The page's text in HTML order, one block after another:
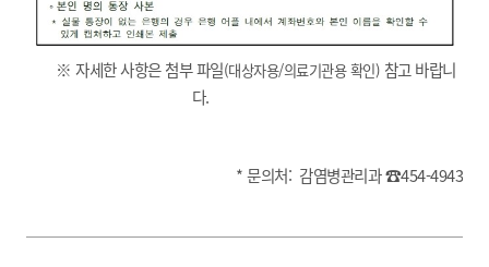
※ 자세한 사항은 첨부 파일(대상자용/의료기관용 확인) 참고 바랍니
다.
* 문의처: 감염병관리과 ☎454-4943